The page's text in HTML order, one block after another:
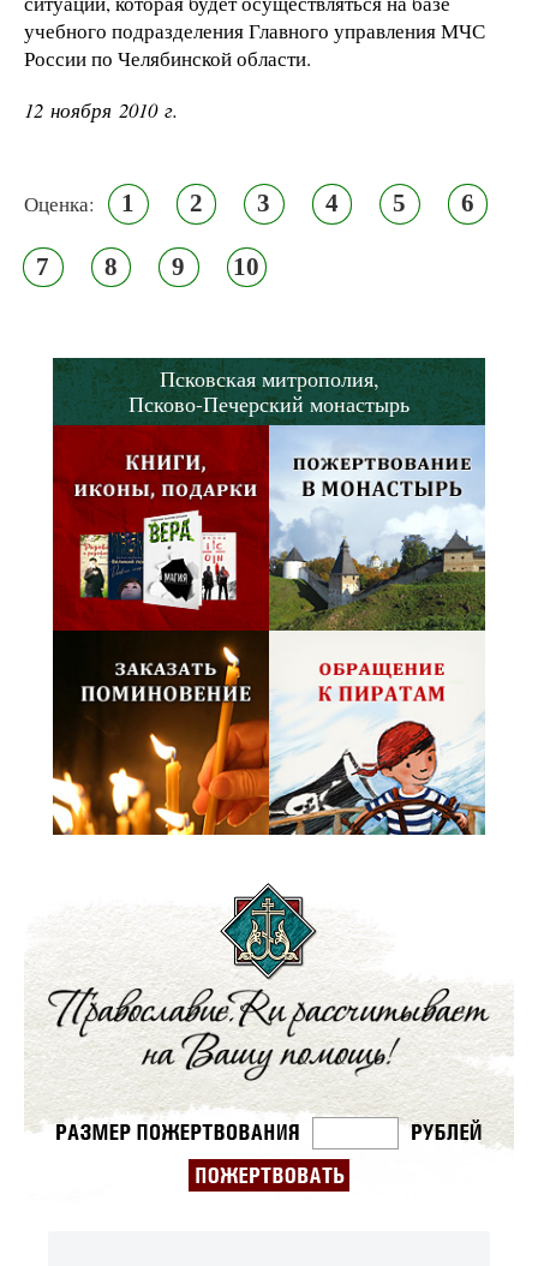
учебного подразделения Главного управления МЧС
России по Челябинской области.
12 ноября 2010 г.
Оценка: 1 2 3 4 5 6
7 8 9 10
Псковская митрополия,
Псково-Печерский монастырь